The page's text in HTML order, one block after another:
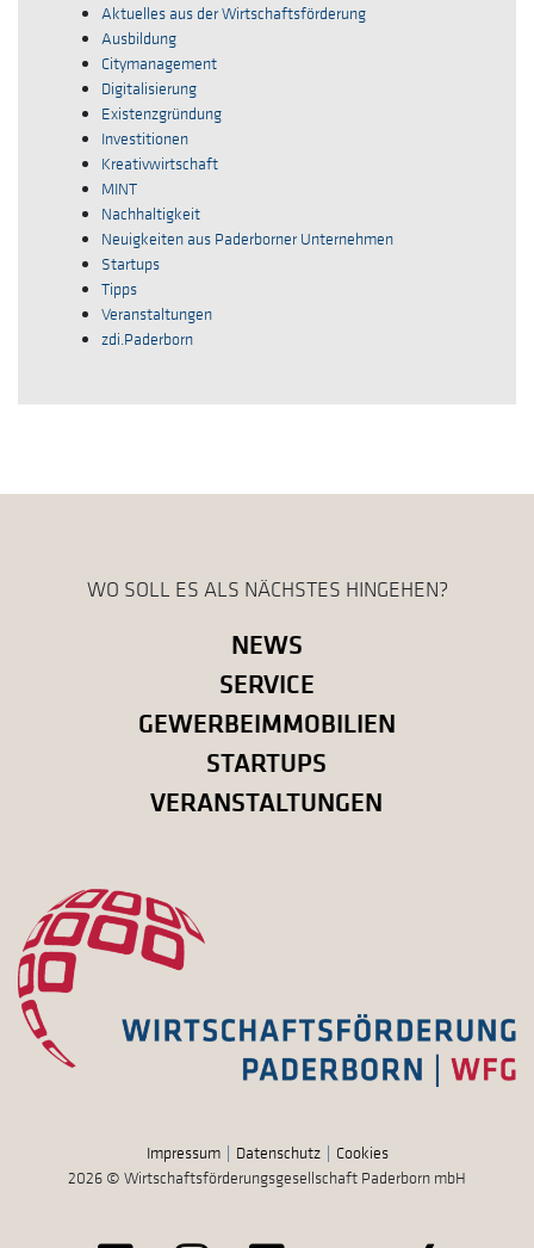
Aktuelles aus der Wirtschaftsförderung
Ausbildung
Citymanagement
Digitalisierung
Existenzgründung
Investitionen
Kreativwirtschaft
MINT
Nachhaltigkeit
Neuigkeiten aus Paderborner Unternehmen
Startups
Tipps
Veranstaltungen
zdi.Paderborn
WO SOLL ES ALS NÄCHSTES HINGEHEN?
NEWS
SERVICE
GEWERBEIMMOBILIEN
STARTUPS
VERANSTALTUNGEN
Impressum Datenschutz
Cookies
2026 © Wirtschaftsförderungsgesellschaft Paderborn mbH